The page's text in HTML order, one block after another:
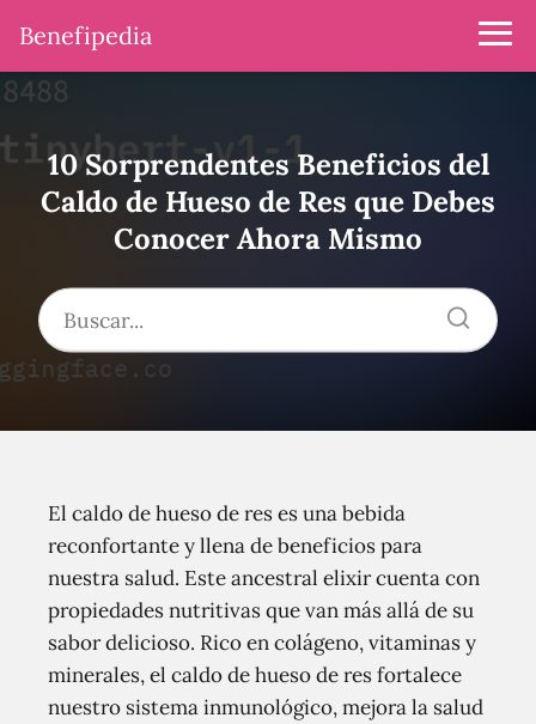
Benefipedia
10 Sorprendentes Beneficios del
Caldo de Hueso de Res que Debes
Conocer Ahora Mismo
El caldo de hueso de res es una bebida
reconfortante y llena de beneficios para
nuestra salud. Este ancestral elixir cuenta con
propiedades nutritivas que van más allá de su
sabor delicioso. Rico en colágeno, vitaminas y
minerales, el caldo de hueso de res fortalece
nuestro sistema inmunológico, mejora la salud